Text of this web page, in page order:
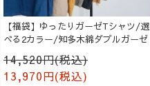
【福袋】ゆったりガーゼTシャツ/選
べる2カラー/知多木綿ダブルガーゼ
14,520円(税込)
13,970円(税込)